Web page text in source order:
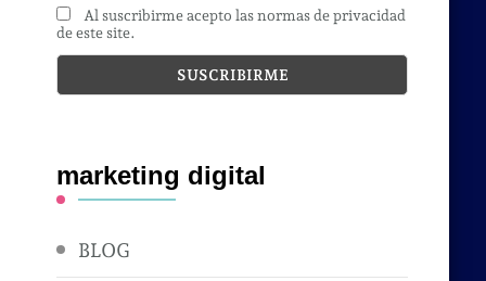
Al suscribirme acepto las normas de privacidad
de este site.
marketing digital
BLOG